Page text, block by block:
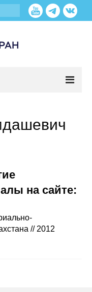
на сайте:
// 2012